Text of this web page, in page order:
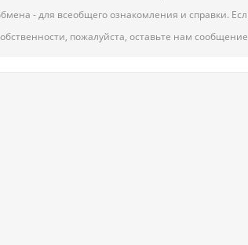
- для всеобщего ознакомления и справки.
пожалуйста, оставьте нам